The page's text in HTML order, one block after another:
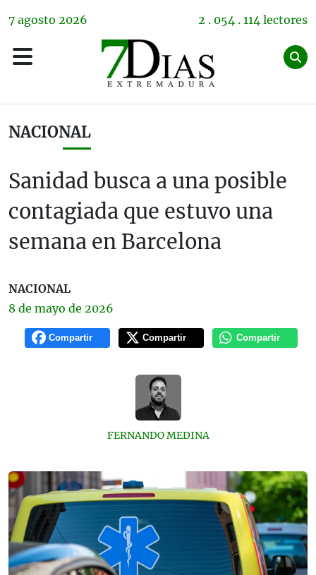
7 agosto 2026 2 . 054 . 114 lectores
NACIONAL
Sanidad busca a una posible
contagiada que estuvo una
semana en Barcelona
NACIONAL
8 de mayo de 2026
Compartir Compartir Compartir
FERNANDO MEDINA